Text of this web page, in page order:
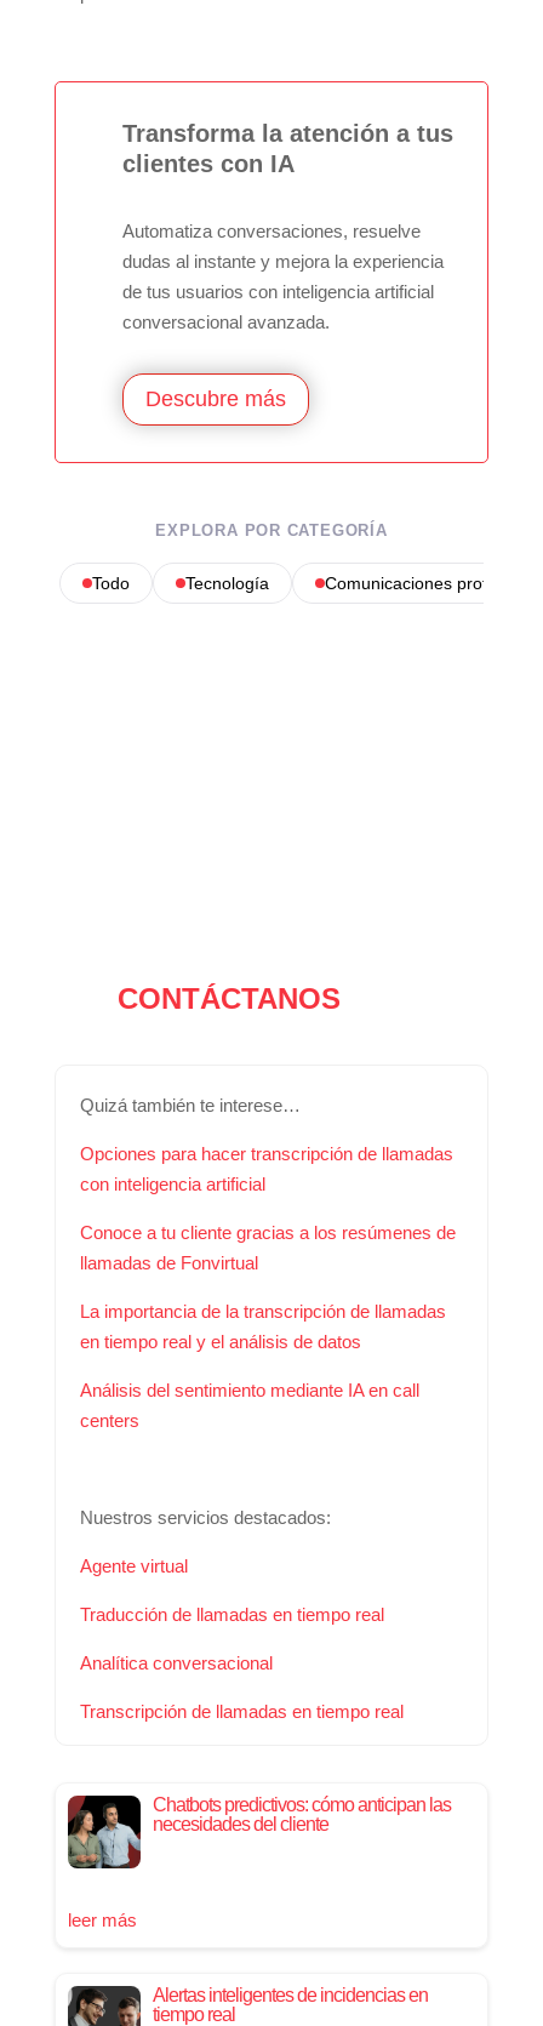
Transforma la atención a tus
clientes con IA
Automatiza conversaciones, resuelve
dudas al instante y mejora la experiencia
de tus usuarios con inteligencia artificial
conversacional avanzada.
Descubre más
EXPLORA POR CATEGORÍA
Todo Tecnología Comunicaciones
CONTÁCTANOS
Quizá también te interese…
Opciones para hacer transcripción de llamadas
con inteligencia artificial
Conoce a tu cliente gracias a los resúmenes de
llamadas de Fonvirtual
La importancia de la transcripción de llamadas
en tiempo real y el análisis de datos
Análisis del sentimiento mediante IA en call
centers
Nuestros servicios destacados:
Agente virtual
Traducción de llamadas en tiempo real
Analítica conversacional
Transcripción de llamadas en tiempo real
Chatbots predictivos: cómo anticipan las
necesidades del cliente
leer más
Alertas inteligentes de incidencias en
tiempo real